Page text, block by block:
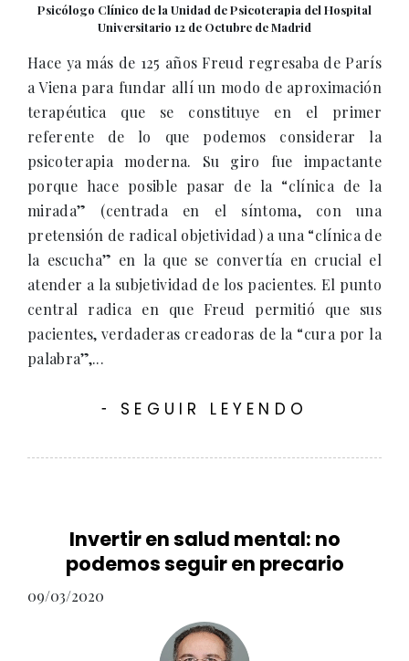
Psicólogo Clínico de la Unidad de Psicoterapia del Hospital
Universitario 12 de Octubre de Madrid
Hace ya más de 125 años Freud regresaba de París
a Viena para fundar allí un modo de aproximación
terapéutica que se constituye en el primer
referente de lo que podemos considerar la
psicoterapia moderna. Su giro fue impactante
porque hace posible pasar de la “clínica de la
mirada” (centrada en el síntoma, con una
pretensión de radical objetividad) a una “clínica de
la escucha” en la que se convertía en crucial el
atender a la subjetividad de los pacientes. El punto
central radica en que Freud permitió que sus
pacientes, verdaderas creadoras de la “cura por la
palabra”,...
- SEGUIR LEYENDO
Invertir en salud mental: no
podemos seguir en precario
09/03/2020